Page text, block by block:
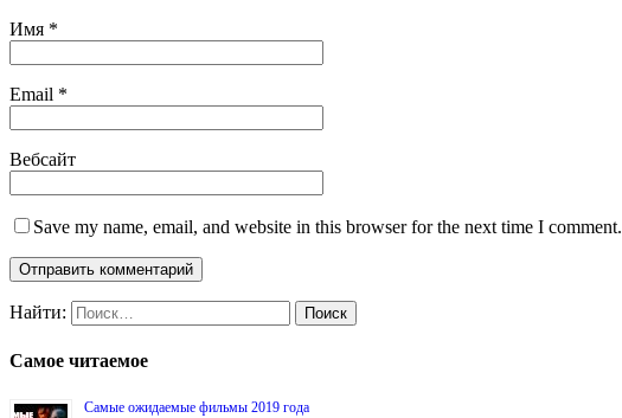
Имя *
Email *
Вебсайт
Save my name, email, and website in this browser for the next time I comment.
Найти:
Самое читаемое
Самые ожидаемые фильмы 2019 года